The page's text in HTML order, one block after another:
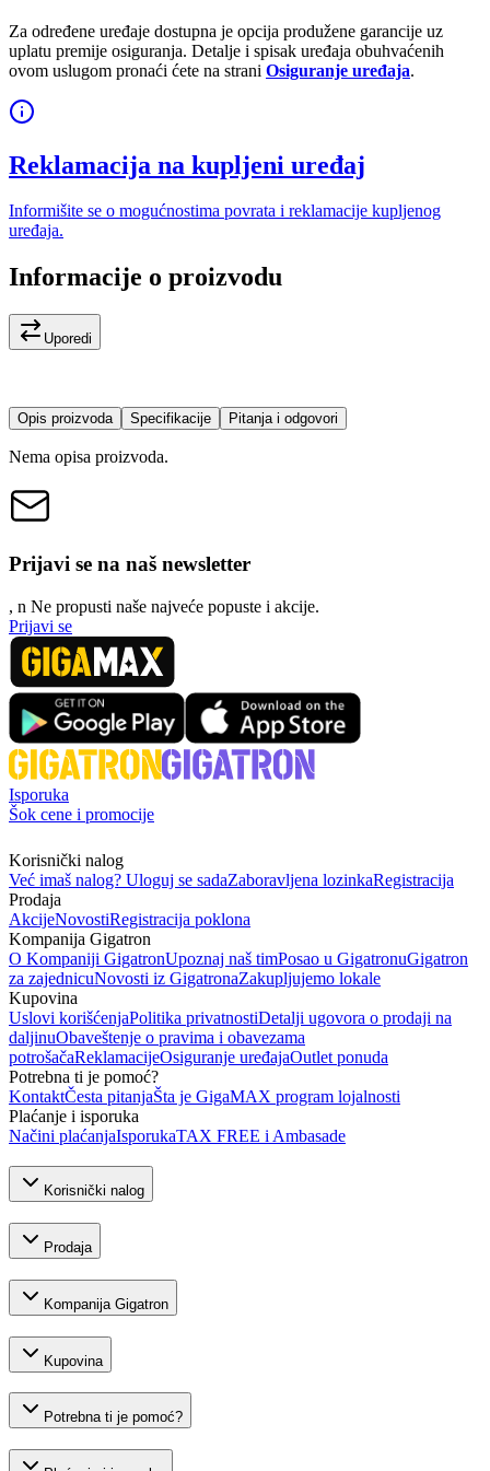
Za određene uređaje dostupna je opcija produžene garancije uz
uplatu premije osiguranja. Detalje i spisak uređaja obuhvaćenih
ovom uslugom pronaći ćete na strani Osiguranje uređaja.
Reklamacija na kupljeni uređaj
Informišite se o mogućnostima povrata i reklamacije kupljenog
uređaja.
Informacije o proizvodu
Uporedi
Opis proizvoda Specifikacije Pitanja i odgovori
Nema opisa proizvoda.
Prijavi se na naš newsletter
, n Ne propusti naše najveće popuste i akcije.
Prijavi se
Isporuka
Šok cene i promocije
Korisnički nalog
Već imaš nalog? Uloguj se sadaZaboravljena lozinkaRegistracija
Prodaja
AkcijeNovostiRegistracija poklona
Kompanija Gigatron
O Kompaniji GigatronUpoznaj naš timPosao u GigatronuGigatron
za zajednicuNovosti iz GigatronaZakupljujemo lokale
Kupovina
Uslovi korišćenjaPolitika privatnostiDetalji ugovora o prodaji na
daljinuObaveštenje o pravima i obavezama
potrošačaReklamacijeOsiguranje uređajaOutlet ponuda
Potrebna ti je pomoć?
KontaktČesta pitanjaŠta je GigaMAX program lojalnosti
Plaćanje i isporuka
Načini plaćanjaIsporukaTAX FREE i Ambasade
Korisnički nalog
Prodaja
Kompanija Gigatron
Kupovina
Potrebna ti je pomoć?